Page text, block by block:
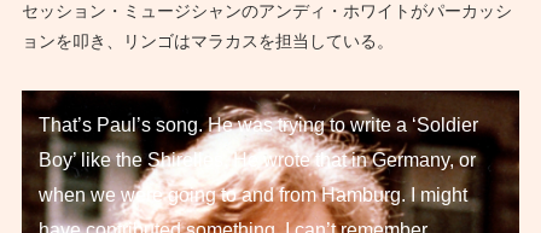
セッション・ミュージシャンのアンディ・ホワイトがパーカッシ
ョンを叩き、リンゴはマラカスを担当している。
That’s Paul’s song. He was trying to write a ‘Soldier
Boy’ like the Shirelles. He wrote that in Germany, or
when we were going to and from Hamburg. I might